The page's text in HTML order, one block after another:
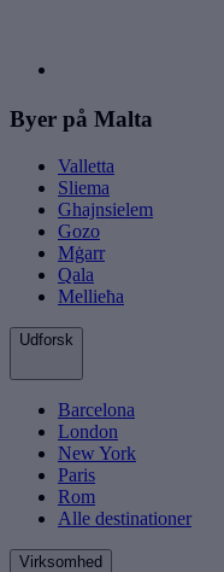
Byer på Malta
Valletta
Sliema
Ghajnsielem
Gozo
Mġarr
Qala
Mellieħa
Udforsk
Barcelona
London
New York
Paris
Rom
Alle destinationer
Virksomhed